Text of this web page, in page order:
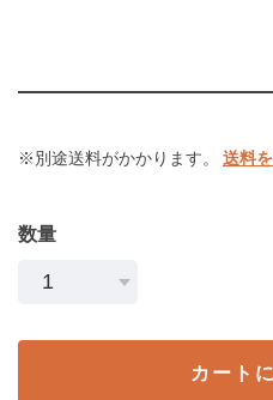
※別途送料がかかります。 送料
数量
カート